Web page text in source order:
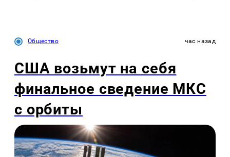
Общество час назад
США возьмут на себя
финальное сведение МКС
с орбиты